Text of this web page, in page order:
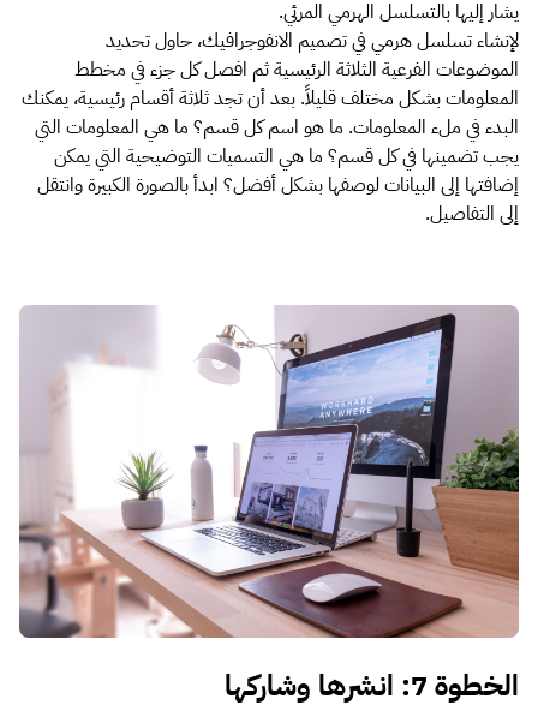
يشار إليها بالتسلسل الهرمي المرئي.
لإنشاء تسلسل هرمي في تصميم الانفوجرافيك، حاول تحديد
الموضوعات الفرعية الثلاثة الرئيسية ثم افصل كل جزء في مخطط
المعلومات بشكل مختلف قليلاً. بعد أن تجد ثلاثة أقسام رئيسية، يمكنك
البدء في ملء المعلومات. ما هو اسم كل قسم؟ ما هي المعلومات التي
يجب تضمينها في كل قسم؟ ما هي التسميات التوضيحية التي يمكن
إضافتها إلى البيانات لوصفها بشكل أفضل؟ ابدأ بالصورة الكبيرة وانتقل
إلى التفاصيل.
الخطوة 7: انشرها وشاركها